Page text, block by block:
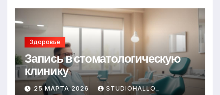
Здоровье
Запись в стоматологическую
клинику
25 МАРТА 2026 STUDIOHALLO_